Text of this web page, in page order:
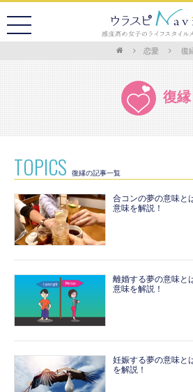
恋愛 復
復縁
TOPICS 復縁の記事一覧
合コンの夢の意味
意味を解説！
離婚する夢の意味
意味を解説！
妊娠する夢の意味
を解説！